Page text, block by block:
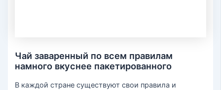
Чай заваренный по всем правилам
намного вкуснее пакетированного
В каждой стране существуют свои правила и